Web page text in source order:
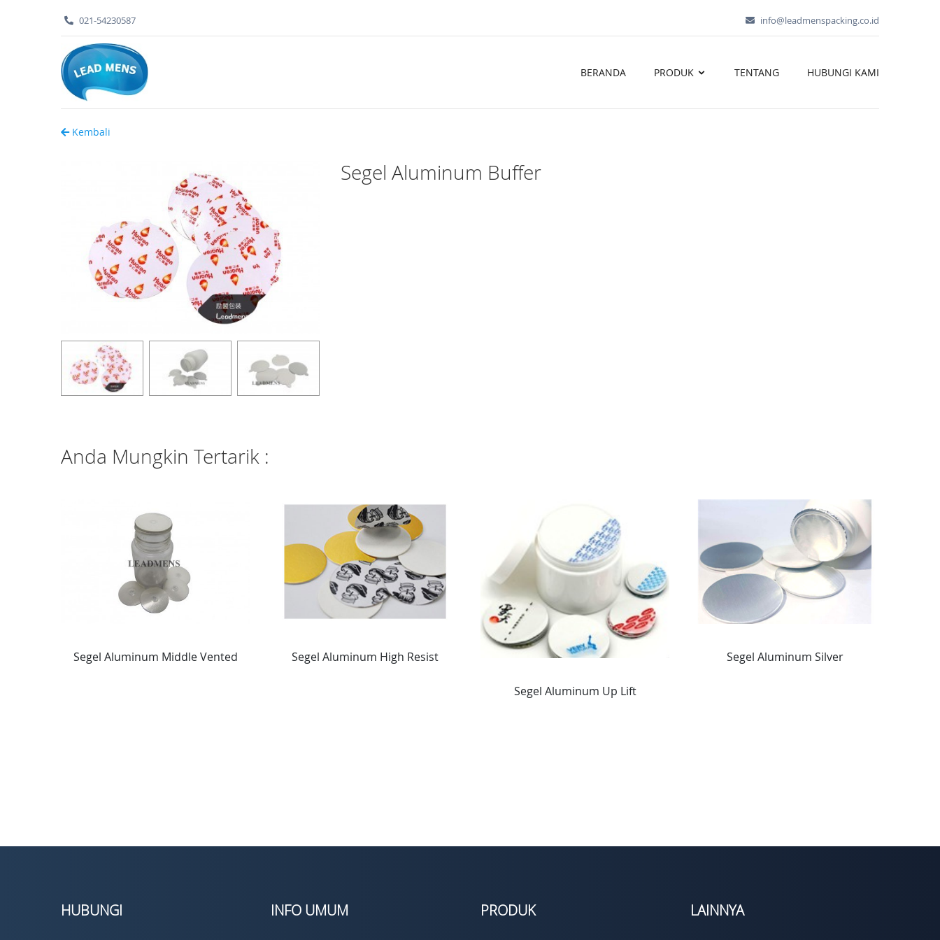
021-54230587 info@leadmenspacking.co.id
BERANDA PRODUK TENTANG HUBUNGI KAMI
Kembali
Segel Aluminum Buffer
Anda Mungkin Tertarik :
Segel Aluminum Middle Vented Segel Aluminum High Resist
Segel Aluminum Up Lift
Segel Aluminum Silver
HUBUNGI INFO UMUM PRODUK LAINNYA